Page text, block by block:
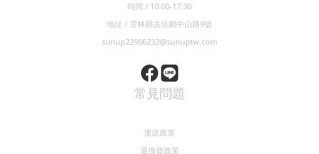
時間 / 10:00-17:30
地址 / 雲林縣古坑鄉中山路9號
sunup22906232@sunuptw.com
常見問題
運送政策
退換貨政策